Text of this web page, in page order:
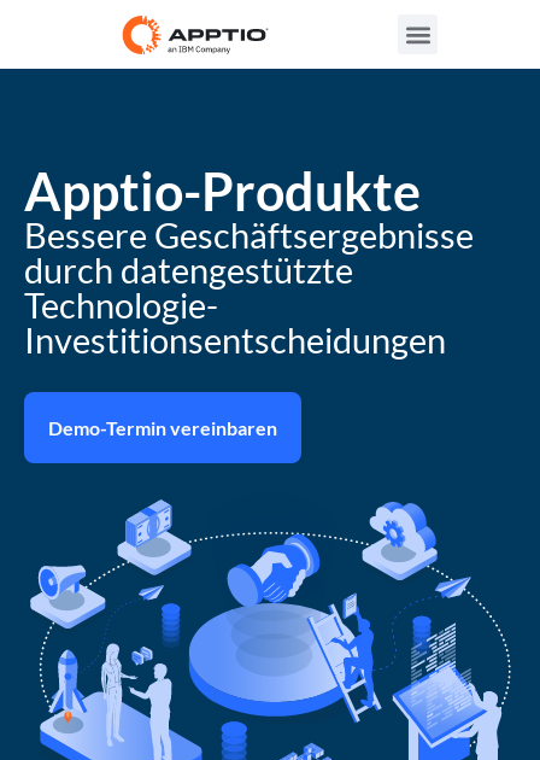
Apptio-Produkte
Bessere Geschäftsergebnisse
durch datengestützte
Technologie-
Investitionsentscheidungen
Demo-Termin vereinbaren